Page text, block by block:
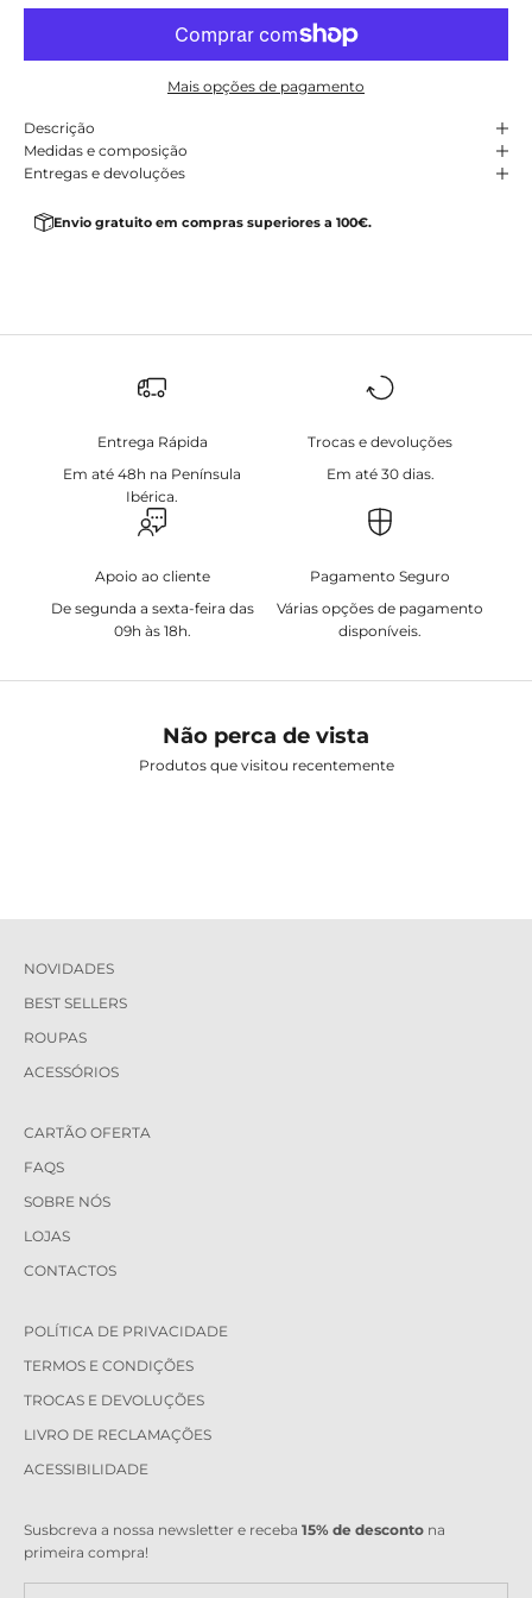
Mais opções de pagamento
Descrição
Medidas e composição
Entregas e devoluções
Envio gratuito em compras superiores a 100€.
Entrega Rápida
Em até 48h na Península
Ibérica.
Trocas e devoluções
Em até 30 dias.
Apoio ao cliente
De segunda a sexta-feira das
09h às 18h.
Pagamento Seguro
Várias opções de pagamento
disponíveis.
Não perca de vista
Produtos que visitou recentemente
NOVIDADES
BEST SELLERS
ROUPAS
ACESSÓRIOS
CARTÃO OFERTA
FAQS
SOBRE NÓS
LOJAS
CONTACTOS
POLÍTICA DE PRIVACIDADE
TERMOS E CONDIÇÕES
TROCAS E DEVOLUÇÕES
LIVRO DE RECLAMAÇÕES
ACESSIBILIDADE
Susbcreva a nossa newsletter e receba 15% de desconto na
primeira compra!